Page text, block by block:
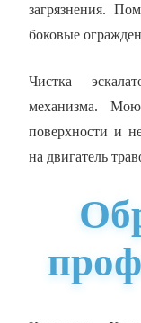
загрязнения.
боковые
Чистка
механизма.
поверхности и
на двигатель